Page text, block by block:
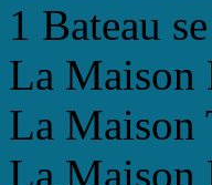
1 Bateau
La Maison
La Maison
La Maison